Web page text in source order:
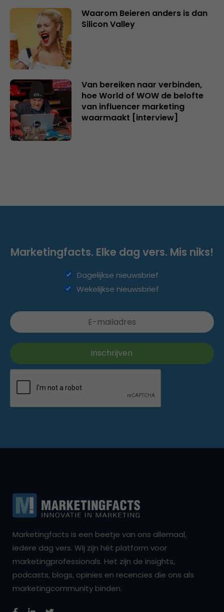
Waarom Beieren anders is dan
Silicon Valley
Van bereiken naar verbinden,
hoe World of WOW de belofte
van influencer marketing
waarmaakt [interview]
Marketingfacts. Elke dag vers. Mis niks!
Dagelijkse nieuwsbrief
Wekelijkse nieuwsbrief
Marketingfacts is een beetje van ons allemaal,
iedere dag vers. Wij zijn hét platform voor
marketingprofessionals. Het zijn de insights,
podcasts, blogs, opinies en recencies die ons als
marketingcommunity binden.